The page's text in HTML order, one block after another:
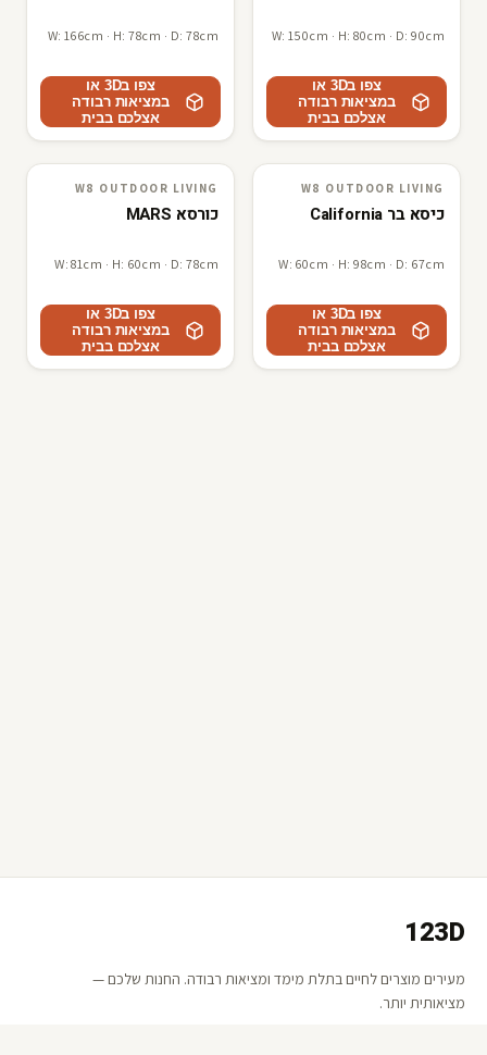
W: 150cm · H: 80cm · D: 90cm
צפו ב3D או
במציאות רבודה
אצלכם בבית
W: 166cm · H: 78cm · D: 78cm
צפו ב3D או
במציאות רבודה
אצלכם בבית
3D · AR
W8 outdoor living
W8 OUTDOOR LIVING
כיסא בר California
W: 60cm · H: 98cm · D: 67cm
צפו ב3D או
במציאות רבודה
אצלכם בבית
3D · AR
W8 outdoor living
W8 OUTDOOR LIVING
כורסא MARS
W: 81cm · H: 60cm · D: 78cm
צפו ב3D או
במציאות רבודה
אצלכם בבית
123D
מעירים מוצרים לחיים בתלת מימד ומציאות רבודה. החנות שלכם —
מציאותית יותר.